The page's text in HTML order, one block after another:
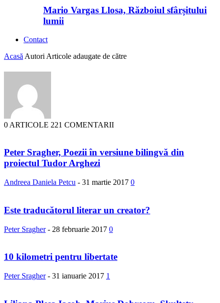
Mario Vargas Llosa, Războiul sfârșitului
lumii
Contact
Acasă Autori Articole adaugate de către
0 ARTICOLE 221 COMENTARII
Peter Sragher, Poezii în versiune bilingvă din
proiectul Tudor Arghezi
Andreea Daniela Petcu - 31 martie 2017 0
Este traducătorul literar un creator?
Peter Sragher - 28 februarie 2017 0
10 kilometri pentru libertate
Peter Sragher - 31 ianuarie 2017 1